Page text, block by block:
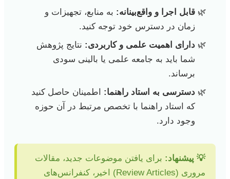
قابل اجرا و واقع‌بینانه: به منابع، تجهیزات و
زمان در دسترس خود توجه کنید.
دارای اهمیت علمی و کاربردی: نتایج پژوهش
شما باید به جامعه علمی یا بالینی سودی
برساند.
دسترسی به استاد راهنما: اطمینان حاصل کنید
که استاد راهنما با تخصص مرتبط در آن حوزه
وجود دارد.
💡 پیشنهاد: برای یافتن موضوعات جدید، مقالات
مروری (Review Articles) اخیر، کنفرانس‌های